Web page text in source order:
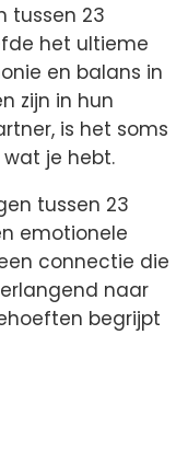
tussen 23
het ultieme
en balans in
zijn in hun
is het soms
je hebt.
tussen 23
emotionele
connectie die
naar
begrijpt